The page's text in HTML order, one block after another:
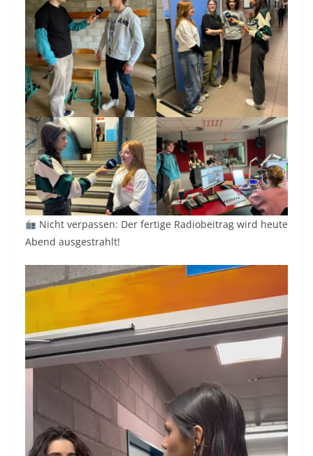
Nicht verpassen: Der fertige Radiobeitrag wird heute
Abend ausgestrahlt!